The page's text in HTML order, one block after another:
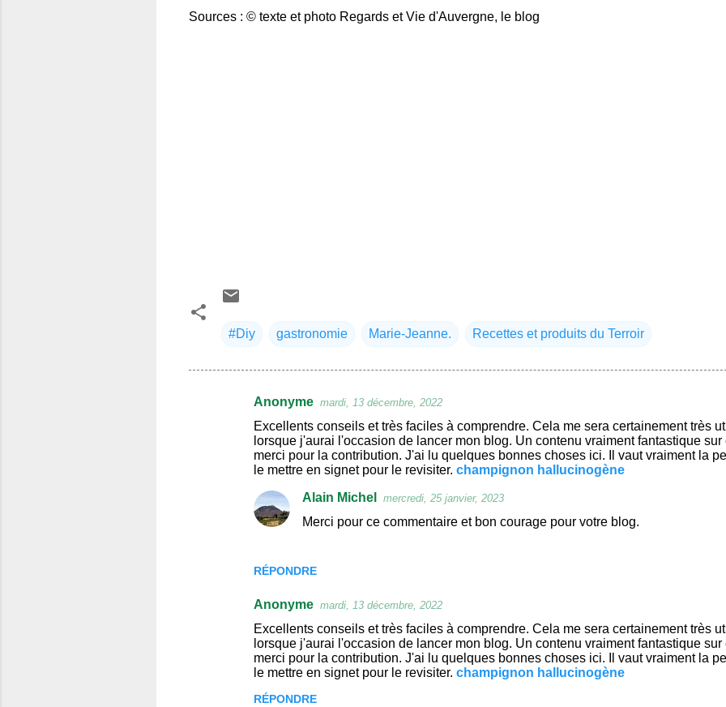
Sources : © texte et photo Regards et Vie d'Auvergne, le blog
#Diy gastronomie Marie-Jeanne. Recettes et produits du Terroir
Anonyme mardi, 13 décembre, 2022
Excellents conseils et très faciles à comprendre. Cela me sera certainement très
lorsque j'aurai l'occasion de lancer mon blog. Un contenu vraiment fantastique sur
merci pour la contribution. J'ai lu quelques bonnes choses ici. Il vaut vraiment la
le mettre en signet pour le revisiter. champignon hallucinogène
RÉPONDRE
Alain Michel mercredi, 25 janvier, 2023
Merci pour ce commentaire et bon courage pour votre blog.
Anonyme mardi, 13 décembre, 2022
Excellents conseils et très faciles à comprendre. Cela me sera certainement très
lorsque j'aurai l'occasion de lancer mon blog. Un contenu vraiment fantastique sur
merci pour la contribution. J'ai lu quelques bonnes choses ici. Il vaut vraiment la
le mettre en signet pour le revisiter. champignon hallucinogène
RÉPONDRE